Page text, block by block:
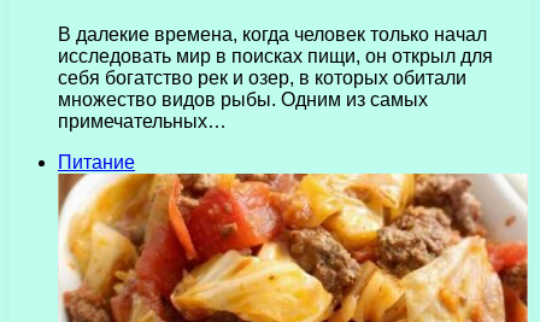
В далекие времена, когда человек только начал
исследовать мир в поисках пищи, он открыл для
себя богатство рек и озер, в которых обитали
множество видов рыбы. Одним из самых
примечательных…
Питание